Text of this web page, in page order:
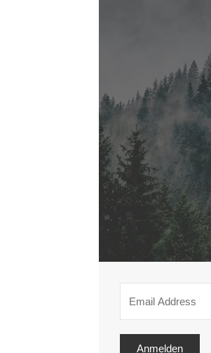
Anmelden